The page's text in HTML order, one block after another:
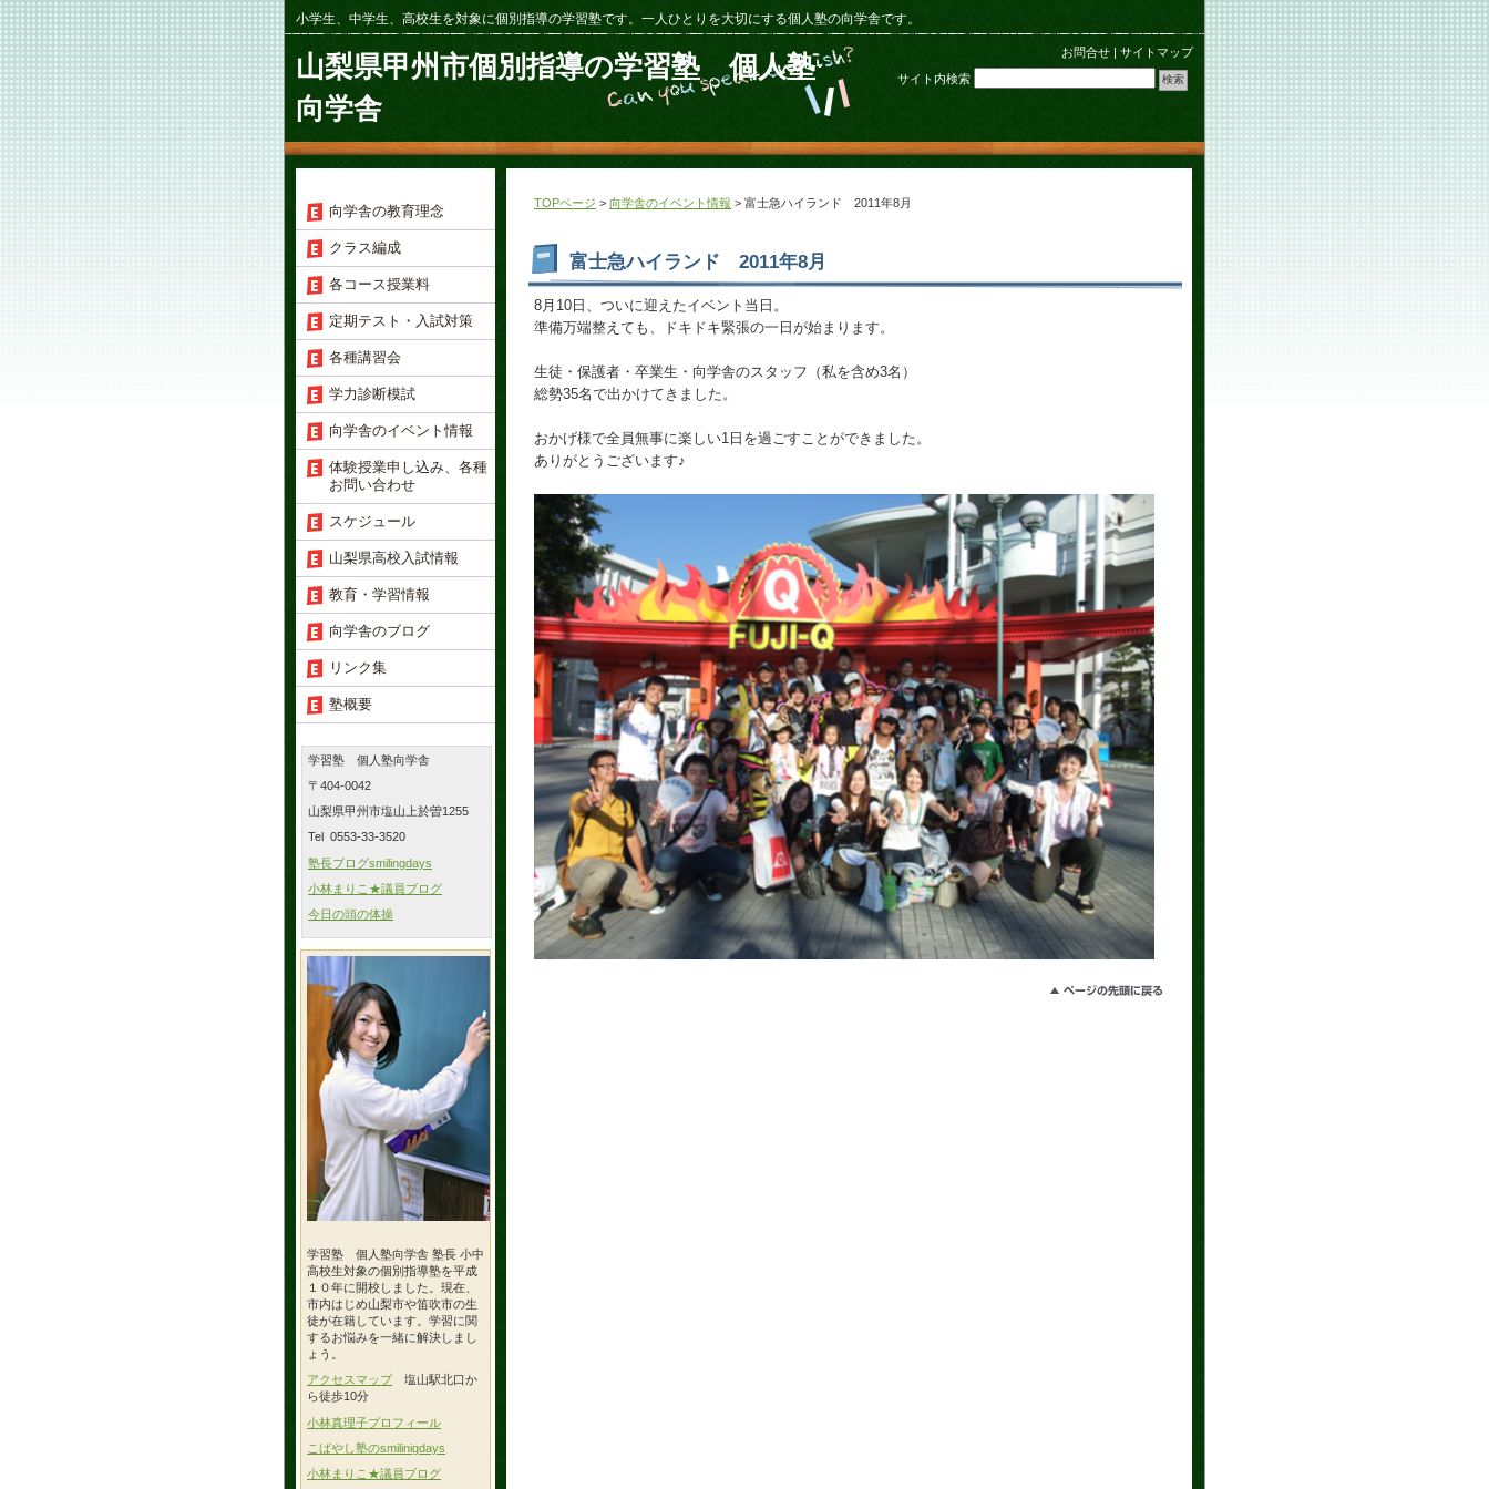
小学生、中学生、高校生を対象に個別指導の学習塾です。一人ひとりを大切にする個人塾の向学舎です。
山梨県甲州市個別指導の学習塾 個人塾
向学舎
お問合せ | サイトマップ
サイト内検索
TOPページ > 向学舎のイベント情報 > 富士急ハイランド 2011年8月
富士急ハイランド 2011年8月
8月10日、ついに迎えたイベント当日。
準備万端整えても、ドキドキ緊張の一日が始まります。
生徒・保護者・卒業生・向学舎のスタッフ（私を含め3名）
総勢35名で出かけてきました。
おかげ様で全員無事に楽しい1日を過ごすことができました。
ありがとうございます♪
向学舎の教育理念
クラス編成
各コース授業料
定期テスト・入試対策
各種講習会
学力診断模試
向学舎のイベント情報
体験授業申し込み、各種
お問い合わせ
スケジュール
山梨県高校入試情報
教育・学習情報
向学舎のブログ
リンク集
塾概要
学習塾 個人塾向学舎
〒404-0042
山梨県甲州市塩山上於曽1255
Tel 0553-33-3520
塾長ブログsmilingdays
小林まりこ★議員ブログ
今日の頭の体操
学習塾 個人塾向学舎 塾長 小中
高校生対象の個別指導塾を平成
１０年に開校しました。現在、
市内はじめ山梨市や笛吹市の生
徒が在籍しています。学習に関
するお悩みを一緒に解決しまし
ょう。
アクセスマップ 塩山駅北口か
ら徒歩10分
小林真理子プロフィール
こばやし塾のsmilinigdays
小林まりこ★議員ブログ